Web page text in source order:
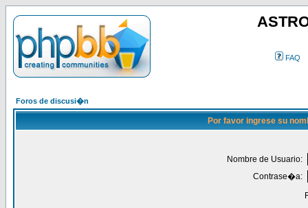
FAQ
Foros de discusi�n
Por favor ingrese su
Nombre de Usuario:
Contrase�a: